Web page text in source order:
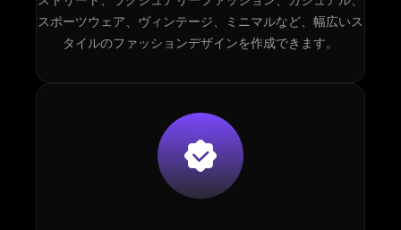
スポーツウェア、ヴィンテージ、ミニマルなど、幅広いス
タイルのファッションデザインを作成できます。